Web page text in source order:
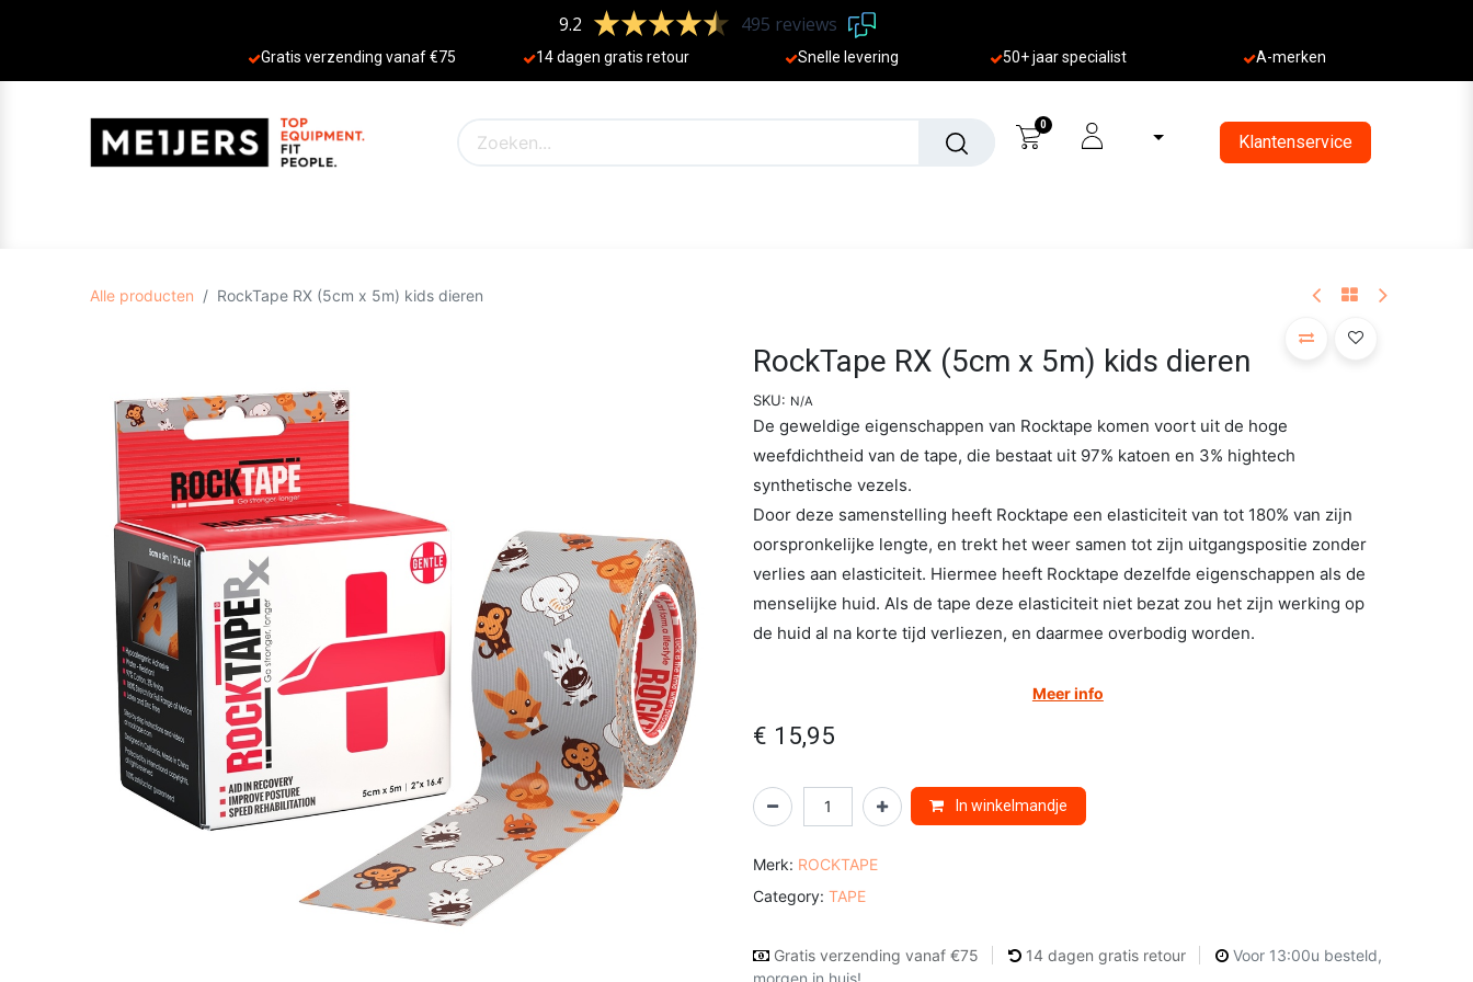
9.2 495 reviews
Gratis verzending vanaf €75 14 dagen gratis retour Sne lle levering 50+ jaar specialist A-merken
0
Klantenservice
Alle producten RockTape RX (5cm x 5m) kids dieren
RockTape RX (5cm x 5m) kids dieren
SKU: N/A
De geweldige eigenschappen van Rocktape komen voort uit de hoge
weefdichtheid van de tape, die bestaat uit 97% katoen en 3% hightech
synthetische vezels.
Door deze samenstelling heeft Rocktape een elasticiteit van tot 180% van zijn
oorspronkelijke lengte, en trekt het weer samen tot zijn uitgangspositie zonder
verlies aan elasticiteit. Hiermee heeft Rocktape dezelfde eigenschappen als de
menselijke huid. Als de tape deze elasticiteit niet bezat zou het zijn werking op
de huid al na korte tijd verliezen, en daarmee overbodig worden.
Meer info
€ 15,95
In winkelmandje
Merk: ROCKTAPE
Category: TAPE
Gratis verzending vanaf €75 14 dagen gratis retour
Voor 13:00u besteld,
morgen in huis!